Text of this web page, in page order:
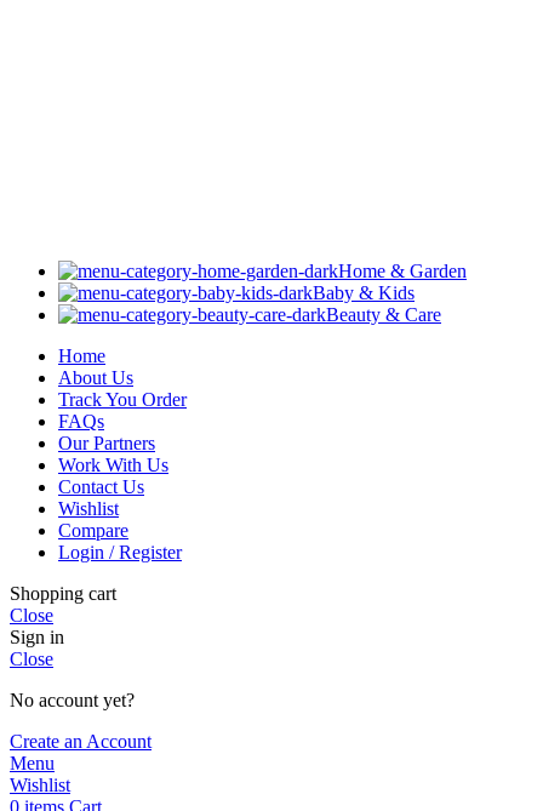
Home & Garden
Baby & Kids
Beauty & Care
Home
About Us
Track You Order
FAQs
Our Partners
Work With Us
Contact Us
Wishlist
Compare
Login / Register
Shopping cart
Close
Sign in
Close
No account yet?
Create an Account
Menu
Wishlist